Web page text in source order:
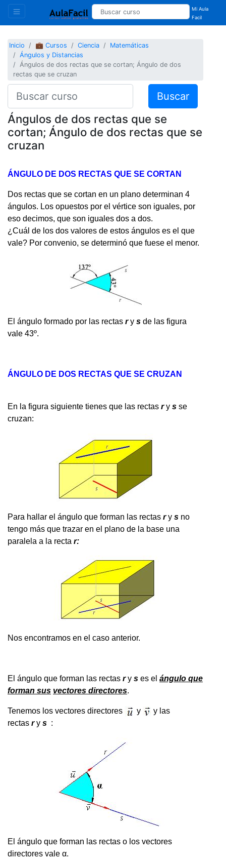
Mi Aula
Facil
Inicio 💼 Cursos Ciencia
Matemáticas
Ángulos y Distancias
Ángulos de dos rectas que se cortan; Ángulo de dos
rectas que se cruzan
Buscar
Ángulos de dos rectas que se
cortan; Ángulo de dos rectas que se
cruzan
ÁNGULO DE DOS RECTAS QUE SE CORTAN
Dos rectas que se cortan en un plano determinan 4
ángulos. Los opuestos por el vértice son iguales, por
eso decimos, que son iguales dos a dos.
¿Cuál de los dos valores de estos ángulos es el que
vale? Por convenio, se determinó que fuese el menor.
El ángulo formado por las rectas ry s de las figura
vale 43º.
ÁNGULO DE DOS RECTAS QUE SE CRUZAN
En la figura siguiente tienes que las rectas ry s se
cruzan:
Para hallar el ángulo que forman las rectas ry s no
tengo más que trazar en el plano de la base una
paralela a la recta r:
Nos encontramos en el caso anterior.
El ángulo que forman las rectas ry s es el ángulo que
forman sus vectores directores.
Tenemos los vectores directores y
y las
rectas ry s :
El ángulo que forman las rectas o los vectores
directores vale α.